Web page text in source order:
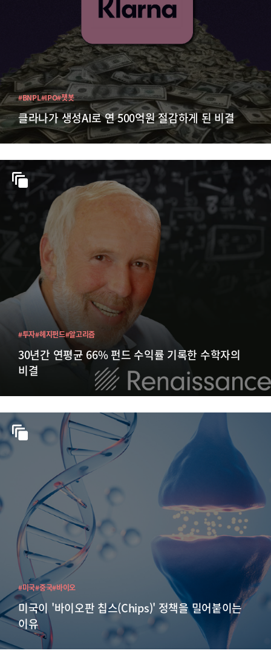
클라나가 생성AI로 연 500억원 절감하게 된 비결
#BNPL#IPO#챗봇
30년간 연평균 66% 펀드 수익률 기록한 수학자의
비결
#투자#헤지펀드#알고리즘
미국이 '바이오판 칩스(Chips)' 정책을 밀어붙이는
이유
#미국#중국#바이오